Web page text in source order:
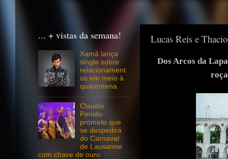
Lucas Reis e
Dos Arcos da
... + vistas da semana!
Xamã lança
single sobre
relacionament
os em meio à
quarentena
Claudio
Penido
promete que
se despedirá
do Carnaval
de Lausanne
com chave de ouro